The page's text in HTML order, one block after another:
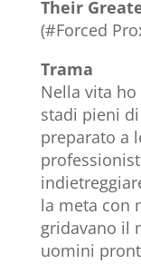
Their
(#Forced
Trama
Nella vita
stadi pieni
preparato a
la meta con
gridavano il
uomini